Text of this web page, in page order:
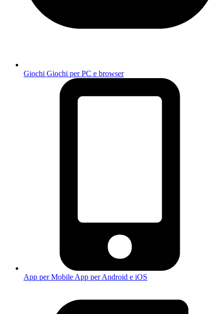
Giochi Giochi per PC e browser
App per Mobile App per Android e iOS